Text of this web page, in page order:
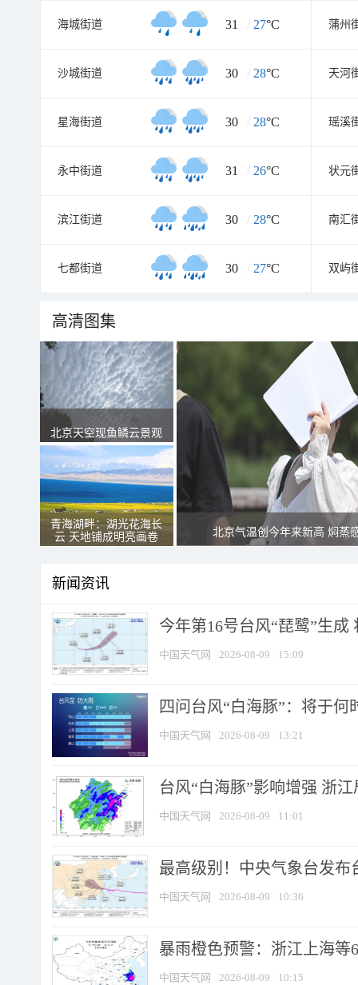
海城街道 31 / 27°C 蒲州
沙城街道 30 / 28°C 天河
星海街道 30 / 28°C 瑶溪
永中街道 31 / 26°C 状元
滨江街道 30 / 28°C 南汇
七都街道 30 / 27°C 双屿
高清图集
北京天空现鱼鳞云景观
青海湖畔：湖光花海长
云 天地铺成明亮画卷
北京气温创今年来新高 焖蒸
新闻资讯
今年第16号台风“琵鹭”生
中国天气网 2026-08-09 15:09
四问台风“白海豚”：将于
中国天气网 2026-08-09 13:21
台风“白海豚”影响增强 浙
中国天气网 2026-08-09 11:01
最高级别！中央气象台发布
中国天气网 2026-08-09 10:36
暴雨橙色预警：浙江上海等
中国天气网 2026-08-09 10:15